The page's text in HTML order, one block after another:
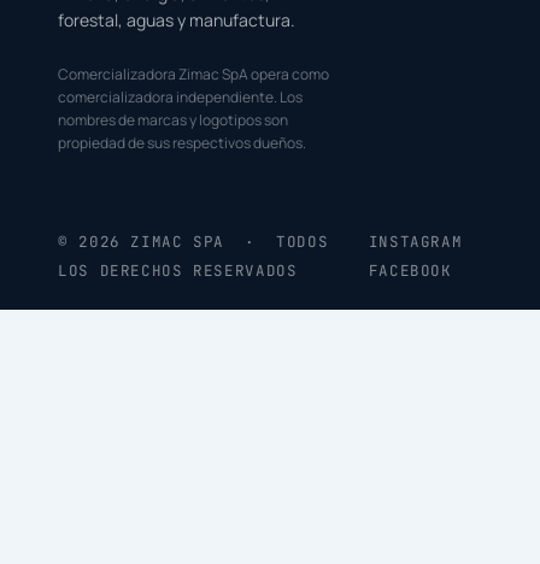
forestal, aguas y manufactura.
Comercializadora Zimac SpA opera como
comercializadora independiente. Los
nombres de marcas y logotipos son
propiedad de sus respectivos dueños.
© 2026 ZIMAC SPA · TODOS
LOS DERECHOS RESERVADOS
INSTAGRAM
FACEBOOK